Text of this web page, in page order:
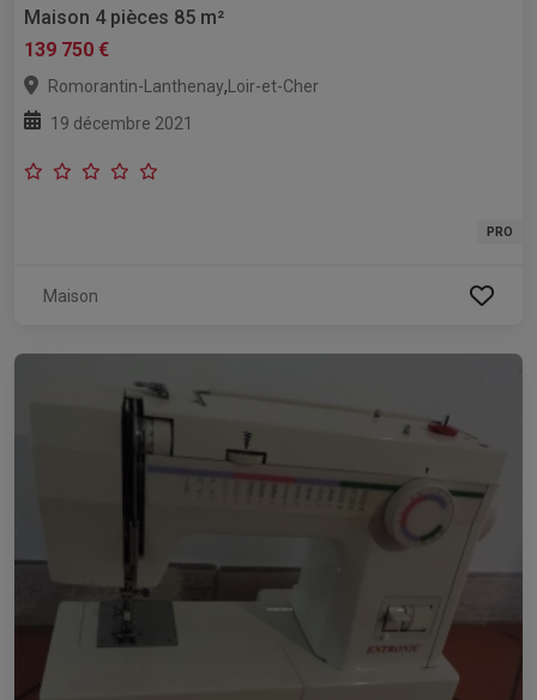
Maison 4 pièces 85 m²
139 750 €
Romorantin-Lanthenay,Loir-et-Cher
19 décembre 2021
PRO
Maison